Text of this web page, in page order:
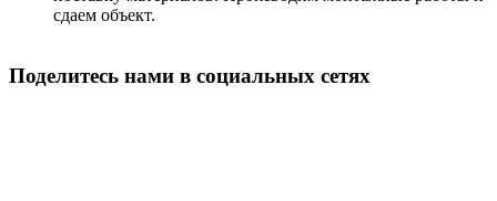
сдаем объект.
Поделитесь нами в социальных сетях